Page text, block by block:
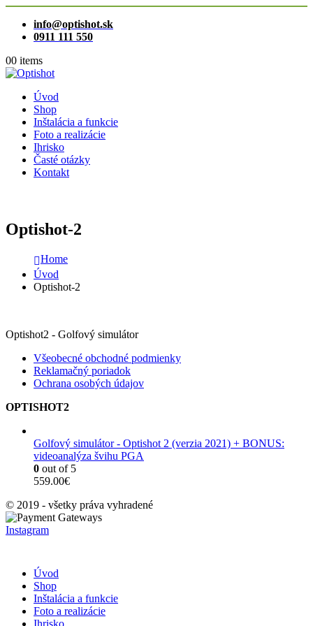
info@optishot.sk
0911 111 550
00 items
Úvod
Shop
Inštalácia a funkcie
Foto a realizácie
Ihrisko
Časté otázky
Kontakt
Optishot-2
Home
Úvod
Optishot-2
Optishot2 - Golfový simulátor
Všeobecné obchodné podmienky
Reklamačný poriadok
Ochrana osobých údajov
OPTISHOT2
Golfový simulátor - Optishot 2 (verzia 2021) + BONUS:
videoanalýza švihu PGA
0 out of 5
559.00€
© 2019 - všetky práva vyhradené
Instagram
Úvod
Shop
Inštalácia a funkcie
Foto a realizácie
Ihrisko